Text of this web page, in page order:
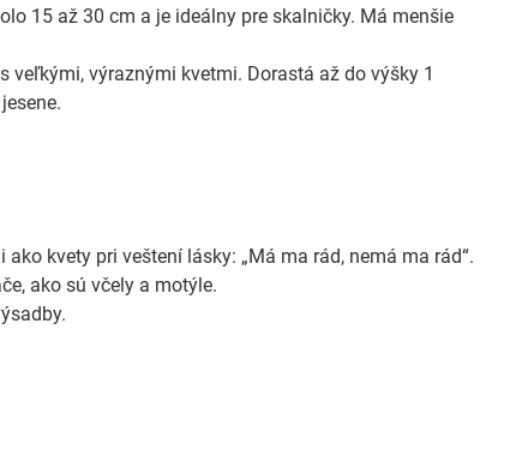
15 až 30 cm a je ideálny pre skalničky. Má menšie
veľkými, výraznými kvetmi. Dorastá až do výšky 1
kvety pri veštení lásky: „Má ma rád, nemá ma rád“.
ako sú včely a motýle.